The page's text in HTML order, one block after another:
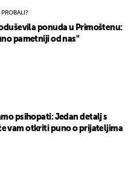
ponuda u Primoštenu:
pametniji od nas"
psihopati: Jedan detalj s
vam otkriti puno o prijateljima